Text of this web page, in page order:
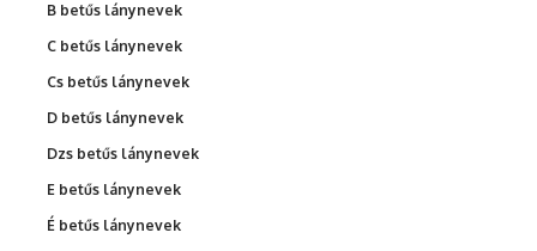
B betűs lánynevek
C betűs lánynevek
Cs betűs lánynevek
D betűs lánynevek
Dzs betűs lánynevek
E betűs lánynevek
É betűs lánynevek